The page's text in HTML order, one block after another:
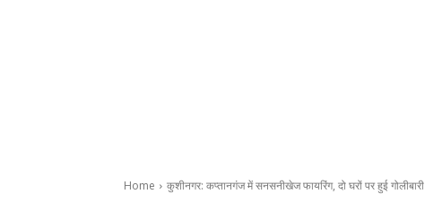
Home कुशीनगर: कप्तानगंज में सनसनीखेज फायरिंग, दो घरों पर हुई गोलीबारी